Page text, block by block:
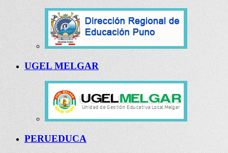
UGEL MELGAR
PERUEDUCA